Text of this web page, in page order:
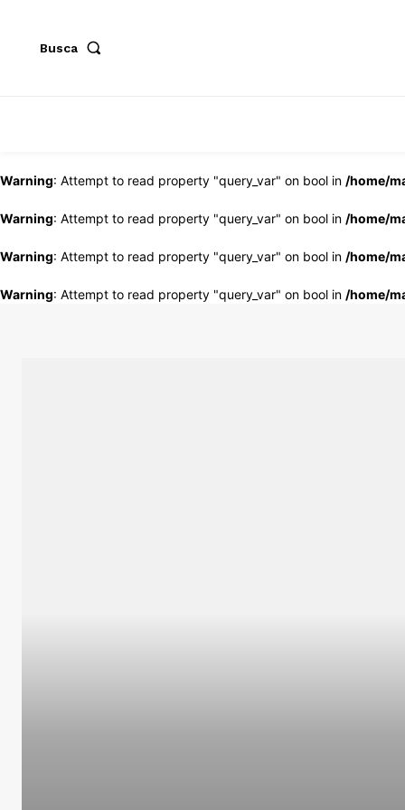
Busca
Warning: Attempt to read property "query_var" on bool in /home/
Warning: Attempt to read property "query_var" on bool in /home/
Warning: Attempt to read property "query_var" on bool in /home/
Warning: Attempt to read property "query_var" on bool in /home/